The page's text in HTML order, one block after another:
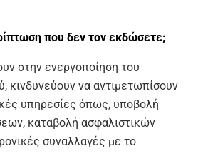
που δεν τον εκδώσετε;
στην ενεργοποίηση του
κινδυνεύουν να αντιμετωπίσουν
υπηρεσίες όπως, υποβολή
καταβολή ασφαλιστικών
συναλλαγές με το